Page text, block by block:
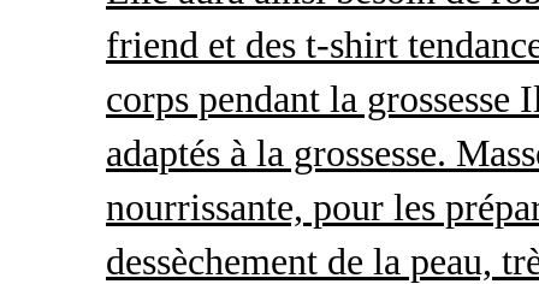
friend et des t-shirt
corps pendant la
adaptés à la grossesse.
nourrissante, pour les
dessèchement de la peau,